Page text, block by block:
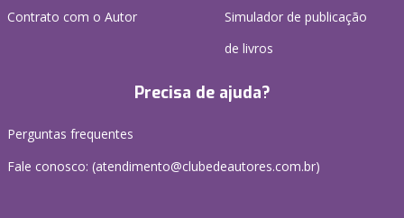
Contrato com o Autor
Simulador de publicação
de livros
Precisa de ajuda?
Perguntas frequentes
Fale conosco: (atendimento@clubedeautores.com.br)